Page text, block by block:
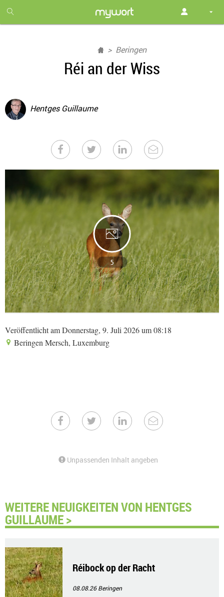
month
free
Beringen
Réi an der Wiss
Hentges Guillaume
5
Veröffentlicht am Donnerstag, 9. Juli 2026 um 08:18
Beringen Mersch, Luxemburg
Unpassenden Inhalt angeben
WEITERE NEUIGKEITEN VON HENTGES
GUILLAUME >
Réibock op der Racht
08.08.26Beringen